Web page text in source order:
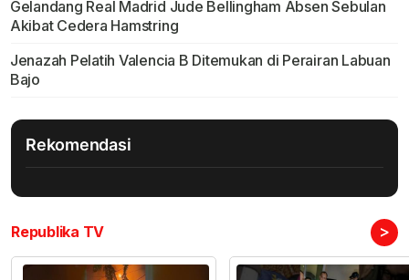
Gelandang Real Madrid Jude Bellingham Absen Sebulan
Akibat Cedera Hamstring
Jenazah Pelatih Valencia B Ditemukan di Perairan Labuan
Bajo
Rekomendasi
Republika TV >